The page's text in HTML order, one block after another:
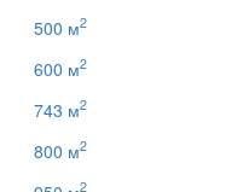
500 м2
600 м2
743 м2
800 м2
2